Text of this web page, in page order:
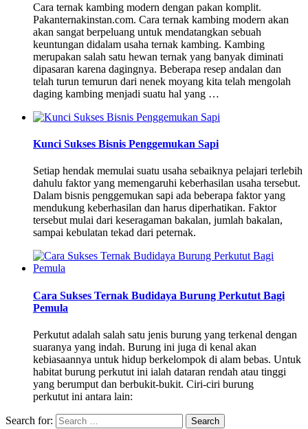
Cara ternak kambing modern dengan pakan komplit.
Pakanternakinstan.com. Cara ternak kambing modern akan
akan sangat berpeluang untuk mendatangkan sebuah
keuntungan didalam usaha ternak kambing. Kambing
merupakan salah satu hewan ternak yang banyak diminati
dipasaran karena dagingnya. Beberapa resep andalan dan
telah turun temurun dari nenek moyang kita telah mengolah
daging kambing menjadi suatu hal yang …
Kunci Sukses Bisnis Penggemukan Sapi
Setiap hendak memulai suatu usaha sebaiknya pelajari terlebih
dahulu faktor yang memengaruhi keberhasilan usaha tersebut.
Dalam bisnis penggemukan sapi ada beberapa faktor yang
mendukung keberhasilan dan harus diperhatikan. Faktor
tersebut mulai dari keseragaman bakalan, jumlah bakalan,
sampai kebulatan tekad dari peternak.
Cara Sukses Ternak Budidaya Burung Perkutut Bagi
Pemula
Perkutut adalah salah satu jenis burung yang terkenal dengan
suaranya yang indah. Burung ini juga di kenal akan
kebiasaannya untuk hidup berkelompok di alam bebas. Untuk
habitat burung perkutut ini ialah dataran rendah atau tinggi
yang berumput dan berbukit-bukit. Ciri-ciri burung
perkutut ini antara lain:
Search for: